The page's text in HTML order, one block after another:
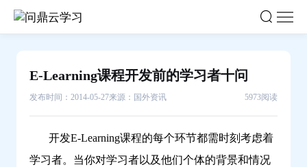
Learning
E-Learning课程开发前的学习者十问
发布时间：2014-05-27来源：国外资讯 5973阅读
开发E-Learning课程的每个环节都需时刻考虑着
学习者。当你对学习者以及他们个体的背景和情况